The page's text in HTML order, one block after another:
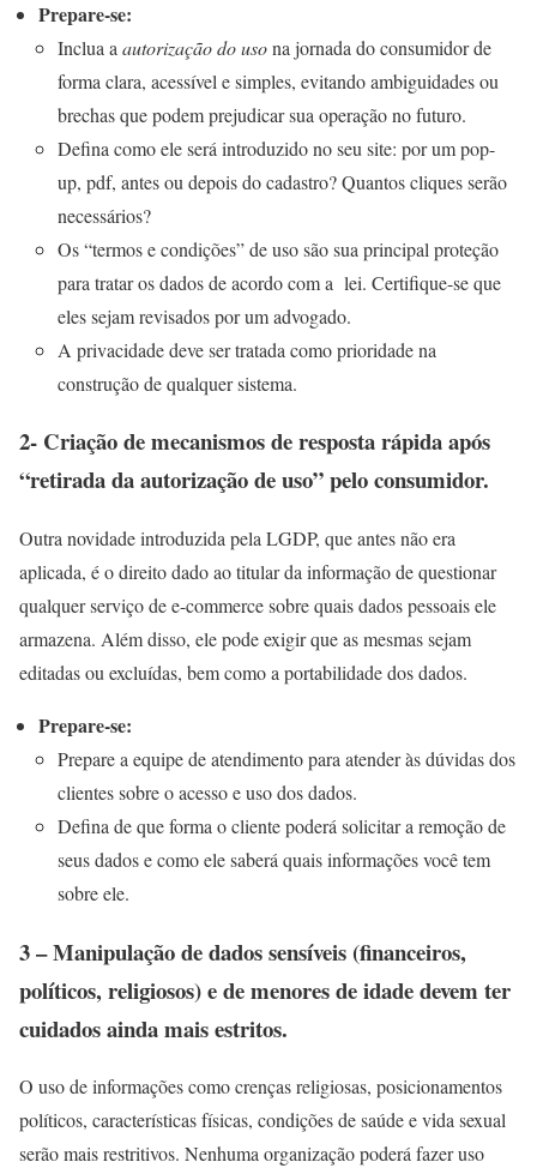
Prepare-se:
Inclua a autorização do usona jornada do consumidor de
forma clara, acessível e simples, evitando ambiguidades ou
brechas que podem prejudicar sua operação no futuro.
Defina como ele será introduzido no seu site: por um pop-
up, pdf, antes ou depois do cadastro? Quantos cliques serão
necessários?
Os “termos e condições” de uso são sua principal proteção
para tratar os dados de acordo com a lei. Certifique-se que
eles sejam revisados por um advogado.
A privacidade deve ser tratada como prioridade na
construção de qualquer sistema.
2- Criação de mecanismos de resposta rápida após
“retirada da autorização de uso” pelo consumidor.
Outra novidade introduzida pela LGDP, que antes não era
aplicada, é o direito dado ao titular da informação de questionar
qualquer serviço de e-commerce sobre quais dados pessoais ele
armazena. Além disso, ele pode exigir que as mesmas sejam
editadas ou excluídas, bem como a portabilidade dos dados.
Prepare-se:
Prepare a equipe de atendimento para atender às dúvidas dos
clientes sobre o acesso e uso dos dados.
Defina de que forma o cliente poderá solicitar a remoção de
seus dados e como ele saberá quais informações você tem
sobre ele.
3 – Manipulação de dados sensíveis (financeiros,
políticos, religiosos) e de menores de idade devem ter
cuidados ainda mais estritos.
O uso de informações como crenças religiosas, posicionamentos
políticos, características físicas, condições de saúde e vida sexual
serão mais restritivos. Nenhuma organização poderá fazer uso